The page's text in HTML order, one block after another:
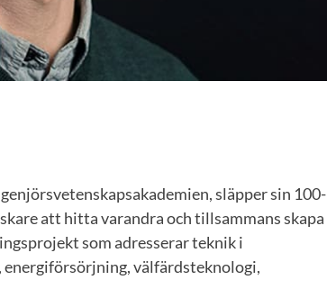
släpper sin 100-
att hitta varandra och tillsammans skapa
som adresserar teknik i
välfärdsteknologi,